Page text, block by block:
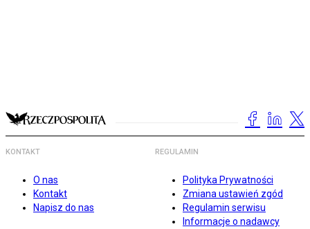
KONTAKT
O nas
Kontakt
Napisz do nas
REGULAMIN
Polityka Prywatności
Zmiana ustawień zgód
Regulamin serwisu
Informacje o nadawcy